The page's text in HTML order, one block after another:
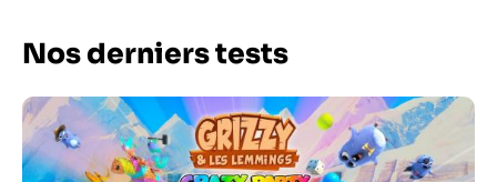
Nos derniers tests